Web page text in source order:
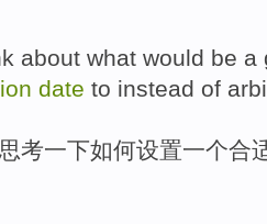
about what would be a
date to instead of
思考一下如何设置一个合